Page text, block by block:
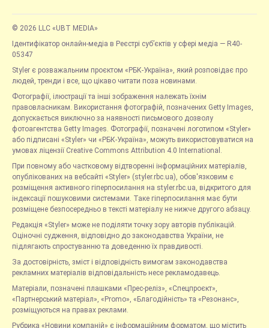
© 2026 LLC «UBT MEDIA»
Ідентифікатор онлайн-медіа в Реєстрі суб’єктів у сфері медіа — R40-
05347
Styler є розважальним проєктом «РБК-Україна», який розповідає про
людей, тренди і все, що цікаво читати поза новинами.
Фотографії, ілюстрації та інші зображення належать їхнім
правовласникам. Використання фотографій, позначених Getty Images,
допускається виключно за наявності письмового дозволу
фотоагентства Getty Images. Фотографії, позначені логотипом «Styler»
або підписані «Styler» чи «РБК-Україна», можуть використовуватися на
умовах ліцензії Creative Commons Attribution 4.0 International.
При повному або частковому відтворенні інформаційних матеріалів,
опублікованих на вебсайті «Styler» (styler.rbc.ua), обов'язковим є
розміщення активного гіперпосилання на styler.rbc.ua, відкритого для
індексації пошуковими системами. Таке гіперпосилання має бути
розміщене безпосередньо в тексті матеріалу не нижче другого абзацу.
Редакція «Styler» може не поділяти точку зору авторів публікацій.
Оціночні судження, відповідно до законодавства України, не
підлягають спростуванню та доведенню їх правдивості.
За достовірність, зміст і відповідність вимогам законодавства
рекламних матеріалів відповідальність несе рекламодавець.
Матеріали, позначені плашками «Прес-реліз», «Спецпроєкт»,
«Партнерський матеріал», «Promo», «Благодійність» та «Резонанс»,
розміщуються на правах реклами.
Рубрика «Новини компаній» є інформаційним форматом, що містить